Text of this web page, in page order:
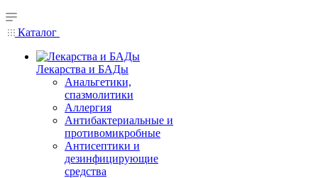
Каталог
Лекарства и БАДы
Анальгетики,
спазмолитики
Аллергия
Антибактериальные и
противомикробные
Антисептики и
дезинфицирующие
средства